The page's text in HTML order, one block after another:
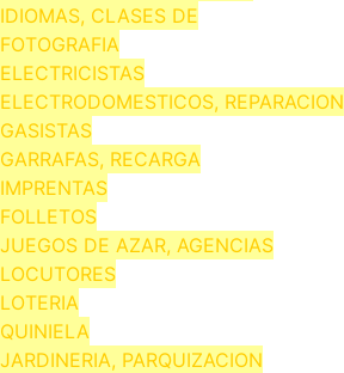
IDIOMAS, CLASES DE
FOTOGRAFIA
ELECTRICISTAS
ELECTRODOMESTICOS, REPARACION
GASISTAS
GARRAFAS, RECARGA
IMPRENTAS
FOLLETOS
JUEGOS DE AZAR, AGENCIAS
LOCUTORES
LOTERIA
QUINIELA
JARDINERIA, PARQUIZACION